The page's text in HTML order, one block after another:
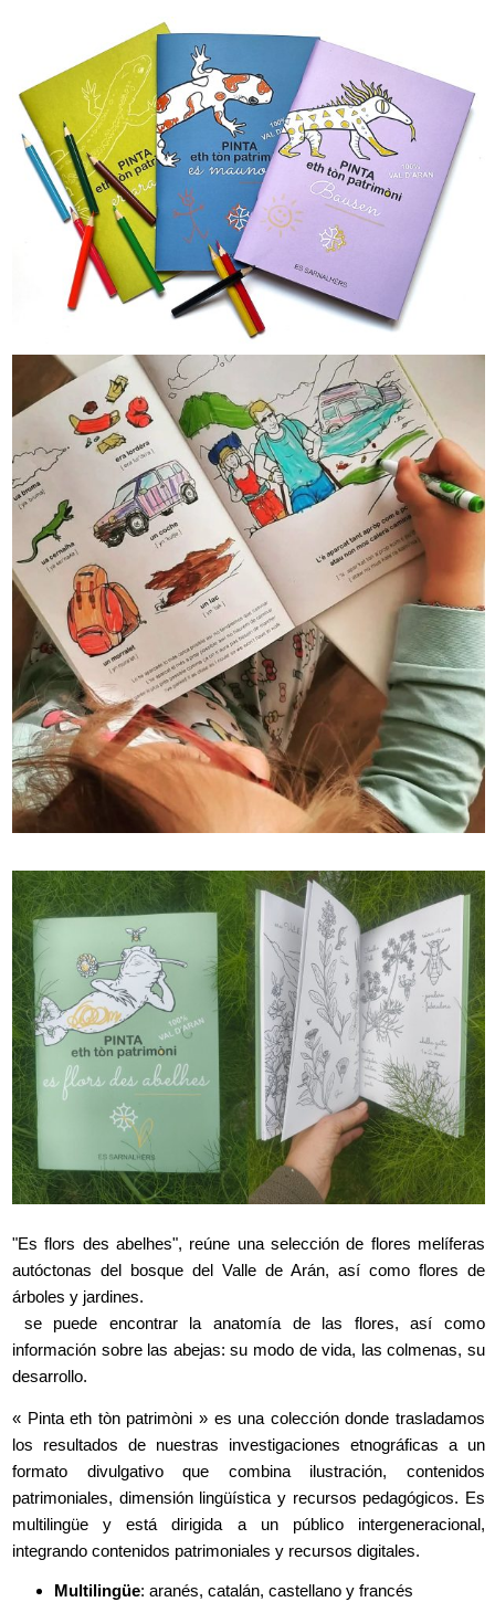
"Es flors des abelhes", reúne una selección de flores melíferas
autóctonas del bosque del Valle de Arán, así como flores de
árboles y jardines.
se puede encontrar la anatomía de las flores, así como
información sobre las abejas: su modo de vida, las colmenas, su
desarrollo.
« Pinta eth tòn patrimòni » es una colección donde trasladamos
los resultados de nuestras investigaciones etnográficas a un
formato divulgativo que combina ilustración, contenidos
patrimoniales, dimensión lingüística y recursos pedagógicos. Es
multilingüe y está dirigida a un público intergeneracional,
integrando contenidos patrimoniales y recursos digitales.
Multilingüe: aranés, catalán, castellano y francés